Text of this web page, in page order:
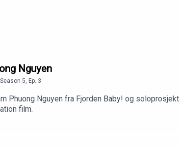
Nguyen
Season 5 Ep. 3
Phuong Nguyen fra Fjorden Baby! og
film.